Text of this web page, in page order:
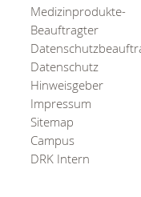
Medizinprodukte-
Beauftragter
Datenschutz
Hinweisgeber
Impressum
Sitemap
Campus
DRK Intern